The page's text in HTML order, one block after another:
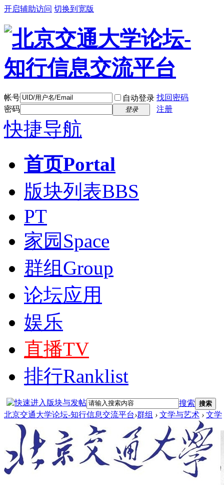
开启辅助访问 切换到宽版
帐号 自动登录 找回密码
密码
登录 注册
快捷导航
首页Portal
版块列表BBS
PT
家园 Space
群组 Group
论坛应用
娱乐
直播TV
排行Ranklist
搜索 搜索
北京交通大学论坛-知行信息交流平台›群组 › 文学与艺术 › 文学